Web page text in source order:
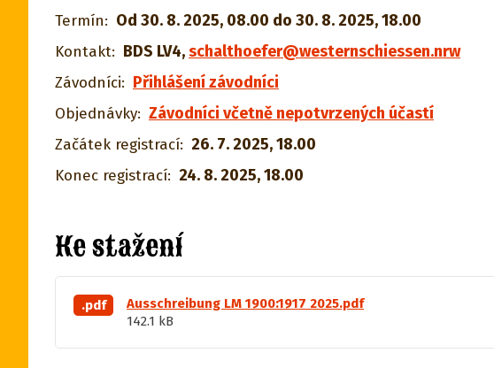
Termín: Od 30. 8. 2025, 08.00 do 30. 8. 2025, 18.00
Kontakt: BDS LV4,schalthoefer@westernschiessen.nrw
Závodníci: Přihlášení závodníci
Objednávky: Závodníci včetně nepotvrzených účastí
Začátek registrací: 26. 7. 2025, 18.00
Konec registrací: 24. 8. 2025, 18.00
Ke stažení
.pdf
Ausschreibung LM 1900:1917 2025.pdf
142.1 kB